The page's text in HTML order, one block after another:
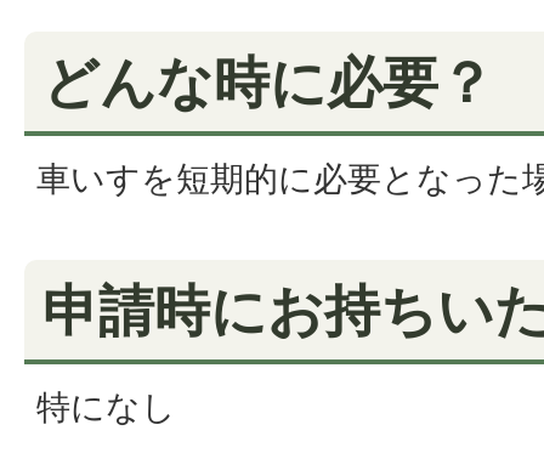
どんな時に必要？
車いすを短期的に必要となった
申請時にお持ちい
特になし